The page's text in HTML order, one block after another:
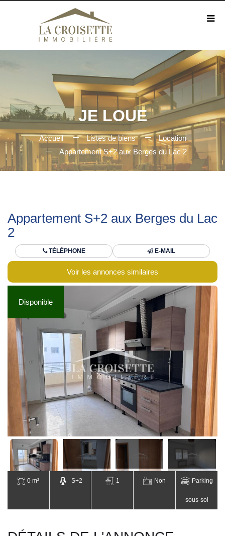
JE LOUE
Accueil Listes de biens
Location
Appartement S+2 aux Berges du Lac 2
Appartement S+2 aux Berges du Lac
2
TÉLÉPHONE E-MAIL
Voir les annonces similaires
Disponible
0 m² S+2 1 Non Parking
sous-sol